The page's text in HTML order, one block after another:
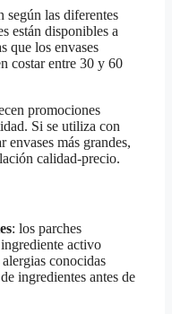
según las diferentes
están disponibles a
que los envases
costar entre 30 y 60
promociones
Si se utiliza con
envases más grandes,
calidad-precio.
: los parches
activo
conocidas
ingredientes antes de